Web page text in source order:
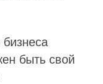
быть свой